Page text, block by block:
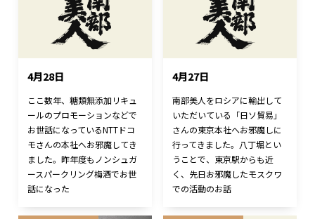
4月28日
ここ数年、糖類無添加リキュ
ールのプロモーションなどで
お世話になっているNTTドコ
モさんの本社へお邪魔してき
ました。昨年度もノンシュガ
ースパークリング梅酒でお世
話になった
4月27日
南部美人をロシアに輸出して
いただいている「日ソ貿易」
さんの東京本社へお邪魔しに
行ってきました。八丁堀とい
うことで、東京駅からも近
く、先日お邪魔したモスクワ
での活動のお話